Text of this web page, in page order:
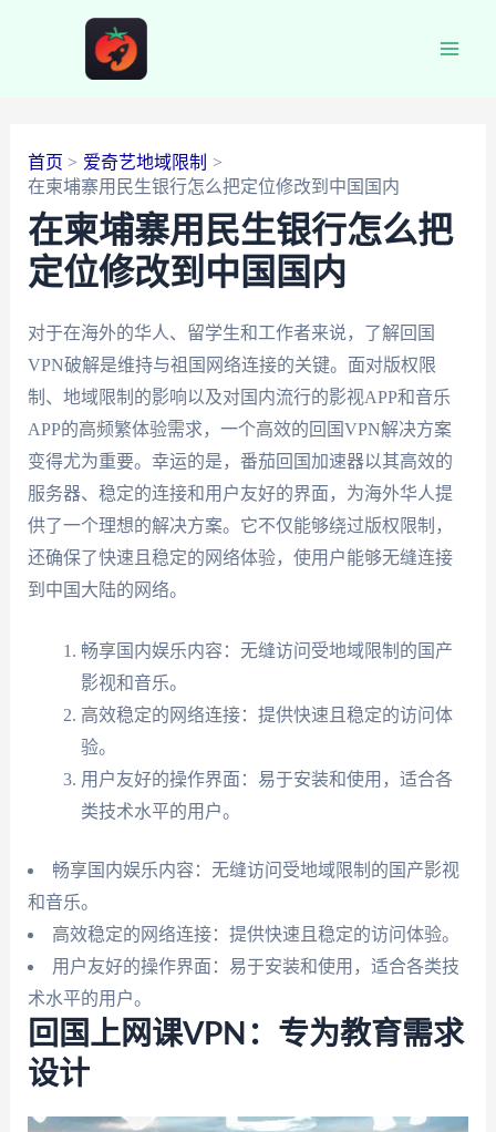
首页
爱奇艺地域限制
在柬埔寨用民生银行怎么把定位修改到中国国内
在柬埔寨用民生银行怎么把
定位修改到中国国内
对于在海外的华人、留学生和工作者来说，了解回国
VPN破解是维持与祖国网络连接的关键。面对版权限
制、地域限制的影响以及对国内流行的影视APP和音乐
APP的高频繁体验需求，一个高效的回国VPN解决方案
变得尤为重要。幸运的是，番茄回国加速器以其高效的
服务器、稳定的连接和用户友好的界面，为海外华人提
供了一个理想的解决方案。它不仅能够绕过版权限制，
还确保了快速且稳定的网络体验，使用户能够无缝连接
到中国大陆的网络。
畅享国内娱乐内容：无缝访问受地域限制的国产
影视和音乐。
高效稳定的网络连接：提供快速且稳定的访问体
验。
用户友好的操作界面：易于安装和使用，适合各
类技术水平的用户。
畅享国内娱乐内容：无缝访问受地域限制的国产影视
和音乐。
高效稳定的网络连接：提供快速且稳定的访问体验。
用户友好的操作界面：易于安装和使用，适合各类技
术水平的用户。
回国上网课VPN：专为教育需求
设计